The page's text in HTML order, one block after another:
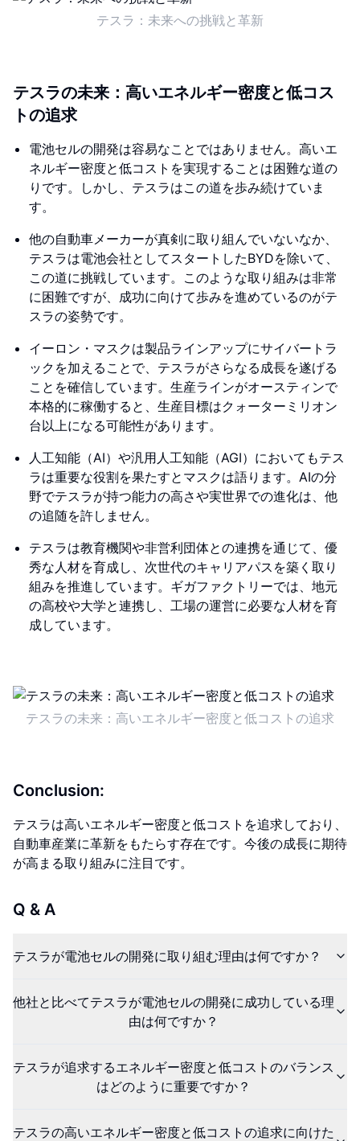
テスラ：未来への挑戦と革新
テスラの未来：高いエネルギー密度と低コス
トの追求
電池セルの開発は容易なことではありません。高いエ
ネルギー密度と低コストを実現することは困難な道の
りです。しかし、テスラはこの道を歩み続けていま
す。
他の自動車メーカーが真剣に取り組んでいないなか、
テスラは電池会社としてスタートしたBYDを除いて、
この道に挑戦しています。このような取り組みは非常
に困難ですが、成功に向けて歩みを進めているのがテ
スラの姿勢です。
イーロン・マスクは製品ラインアップにサイバートラ
ックを加えることで、テスラがさらなる成長を遂げる
ことを確信しています。生産ラインがオースティンで
本格的に稼働すると、生産目標はクォーターミリオン
台以上になる可能性があります。
人工知能（AI）や汎用人工知能（AGI）においてもテス
ラは重要な役割を果たすとマスクは語ります。AIの分
野でテスラが持つ能力の高さや実世界での進化は、他
の追随を許しません。
テスラは教育機関や非営利団体との連携を通じて、優
秀な人材を育成し、次世代のキャリアパスを築く取り
組みを推進しています。ギガファクトリーでは、地元
の高校や大学と連携し、工場の運営に必要な人材を育
成しています。
テスラの未来：高いエネルギー密度と低コストの追求
Conclusion:
テスラは高いエネルギー密度と低コストを追求しており、
自動車産業に革新をもたらす存在です。今後の成長に期待
が高まる取り組みに注目です。
Q & A
テスラが電池セルの開発に取り組む理由は何ですか？
他社と比べてテスラが電池セルの開発に成功している理
由は何ですか？
テスラが追求するエネルギー密度と低コストのバランス
はどのように重要ですか？
テスラの高いエネルギー密度と低コストの追求に向けた